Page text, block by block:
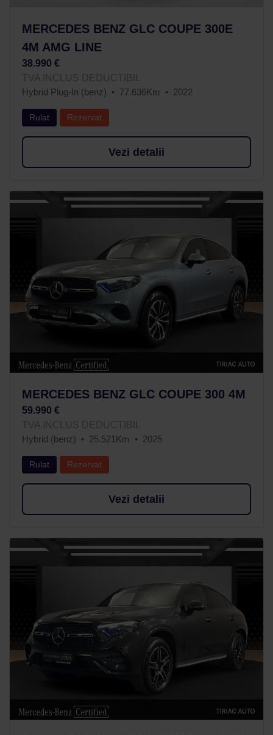
MERCEDES BENZ GLC COUPE 300E
4M AMG LINE
38.990 €
TVA INCLUS DEDUCTIBIL
Hybrid Plug-In (benz)
77.636Km 2022
Rulat Rezervat
Vezi detalii
MERCEDES BENZ GLC COUPE 300 4M
59.990 €
TVA INCLUS DEDUCTIBIL
Hybrid (benz)
25.521Km 2025
Rulat Rezervat
Vezi detalii